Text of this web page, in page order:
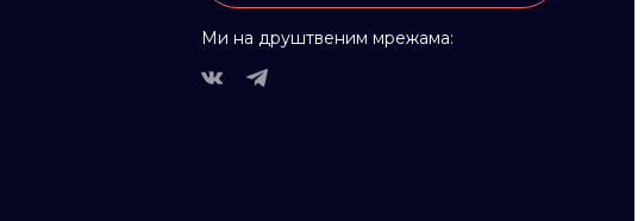
Ми на друштвеним мрежама: